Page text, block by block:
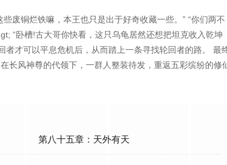
废铜烂铁嘛，本王也只是出于好奇收藏一些。” “你们两不
“卧槽!古大哥你快看，这只乌龟居然还想把坦克收入乾坤
才可以平息危机后，从而踏上一条寻找轮回者的路。 最
长风神尊的代领下，一群人整装待发，重返五彩缤纷的修
第八十五章：天外有天